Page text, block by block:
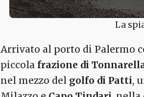
La
Arrivato al porto di Palermo
piccola frazione di
nel mezzo del golfo di Patti,